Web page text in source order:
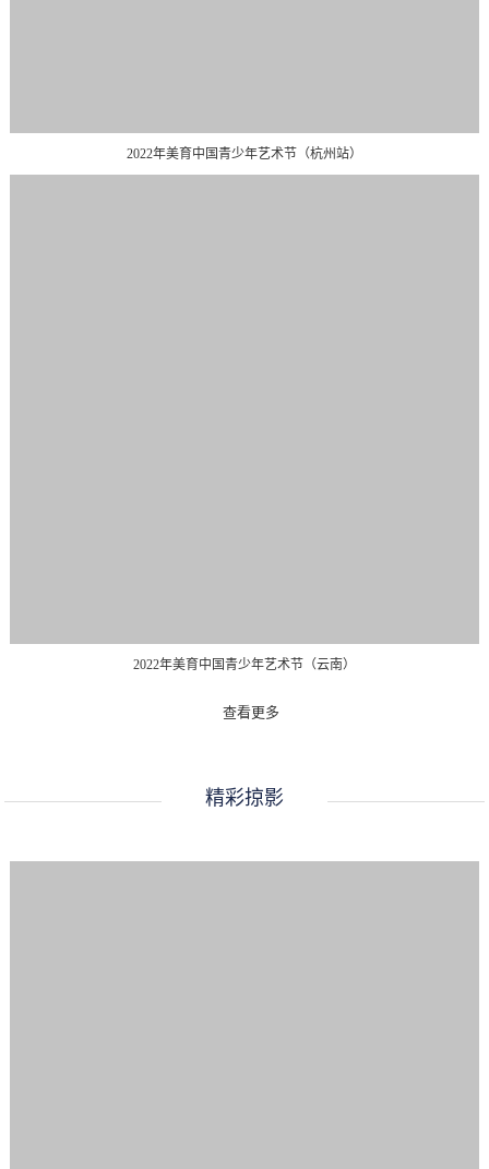
2022年美育中国青少年艺术节（杭州站）
2022年美育中国青少年艺术节（云南）
查看更多
精彩掠影